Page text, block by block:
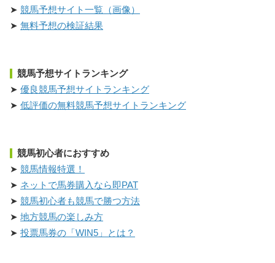
競馬予想サイト一覧（画像）
無料予想の検証結果
競馬予想サイトランキング
優良競馬予想サイトランキング
低評価の無料競馬予想サイトランキング
競馬初心者におすすめ
競馬情報特選！
ネットで馬券購入なら即PAT
競馬初心者も競馬で勝つ方法
地方競馬の楽しみ方
投票馬券の「WIN5」とは？